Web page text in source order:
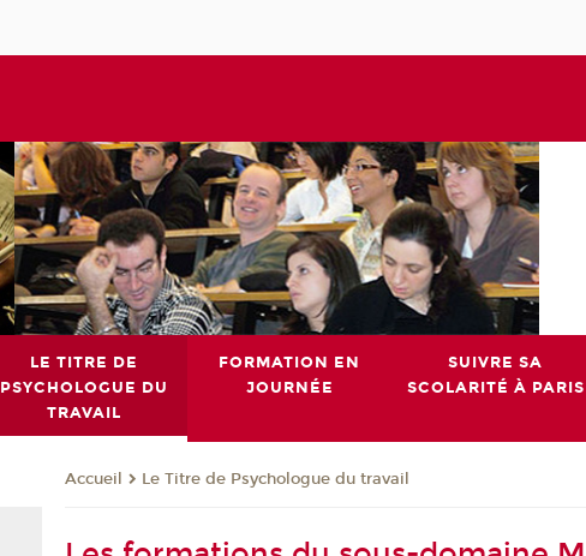
LE TITRE DE
PSYCHOLOGUE DU
TRAVAIL
FORMATION EN
JOURNÉE
SUIVRE SA
SCOLARITÉ À PARIS
Accueil Le Titre de Psychologue du travail